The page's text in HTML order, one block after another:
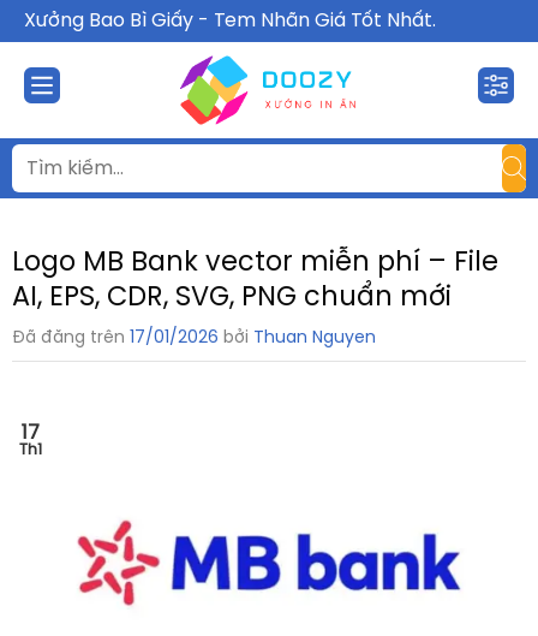
Chuyển
đến
nội
dung
Xưởng Bao Bì Giấy - Tem Nhãn Giá Tốt Nhất.
Logo MB Bank vector miễn phí – File
AI, EPS, CDR, SVG, PNG chuẩn mới
Đã đăng trên 17/01/2026 bởi Thuan Nguyen
17
Th1